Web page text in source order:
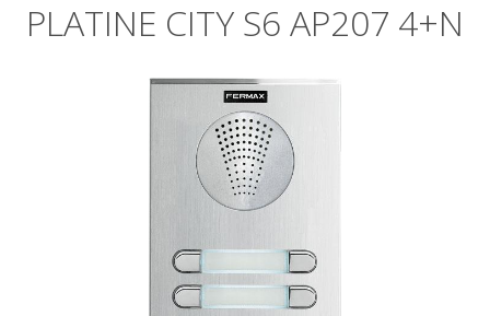
PLATINE CITY S6 AP207 4+N